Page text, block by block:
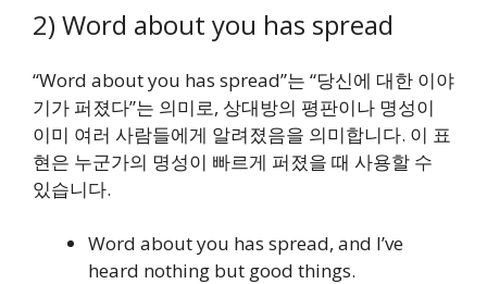
2) Word about you has spread
“Word about you has spread”는 “당신에 대한 이야
기가 퍼졌다”는 의미로, 상대방의 평판이나 명성이
이미 여러 사람들에게 알려졌음을 의미합니다. 이 표
현은 누군가의 명성이 빠르게 퍼졌을 때 사용할 수
있습니다.
Word about you has spread, and I’ve
heard nothing but good things.